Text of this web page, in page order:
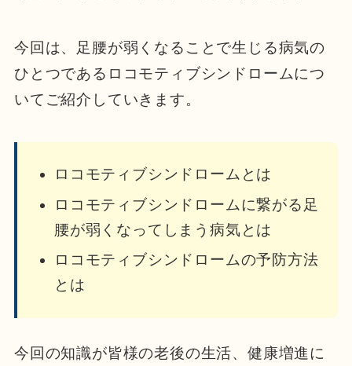
今回は、足腰が弱くなることで生じる病気の
ひとつであるロコモティブシンドロームにつ
いてご紹介していきます。
ロコモティブシンドロームとは
ロコモティブシンドロームに繋がる足
腰が弱くなってしまう病気とは
ロコモティブシンドロームの予防方法
とは
今回の知識が皆様の老後の生活、健康増進に